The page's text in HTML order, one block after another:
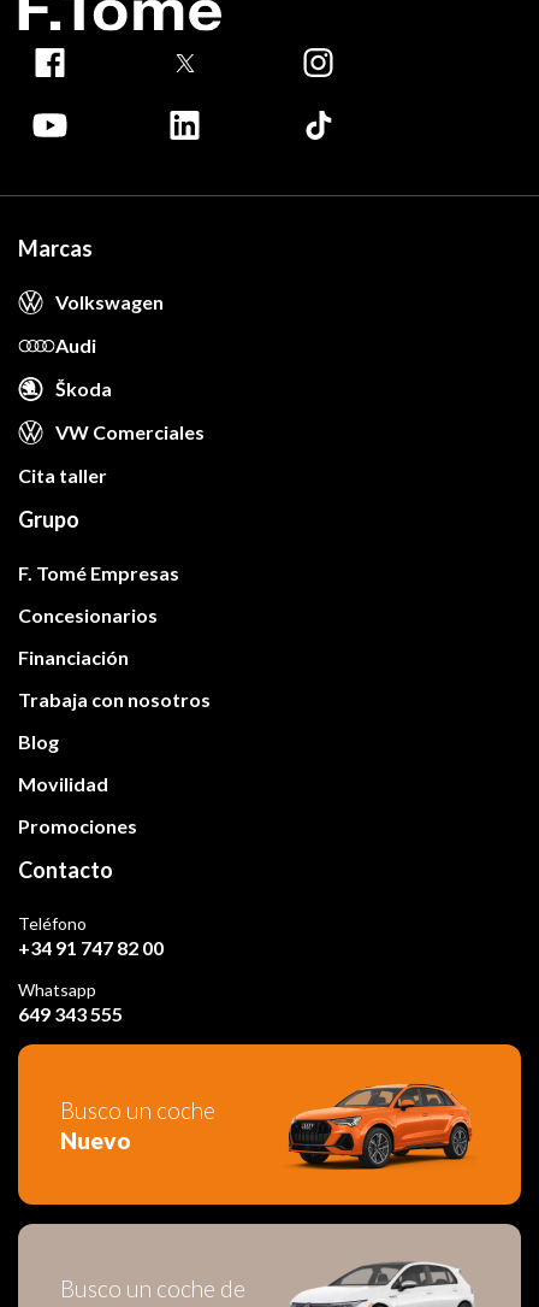
Marcas
Volkswagen
Audi
Škoda
VW Comerciales
Cita taller
Grupo
F. Tomé Empresas
Concesionarios
Financiación
Trabaja con nosotros
Blog
Movilidad
Promociones
Contacto
Teléfono
+34 91 747 82 00
Whatsapp
649 343 555
Busco un coche
Nuevo
Busco un coche de